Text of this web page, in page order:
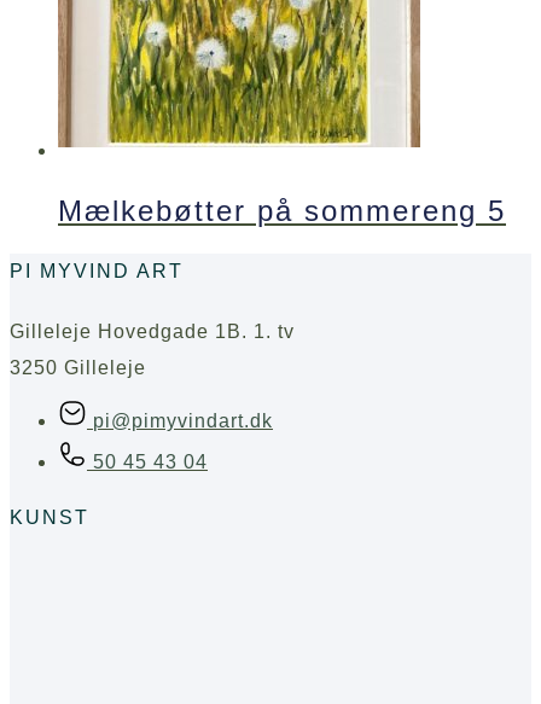
Mælkebøtter på sommereng 5
PI MYVIND ART
Gilleleje Hovedgade 1B. 1. tv
3250 Gilleleje
pi@pimyvindart.dk
50 45 43 04
KUNST